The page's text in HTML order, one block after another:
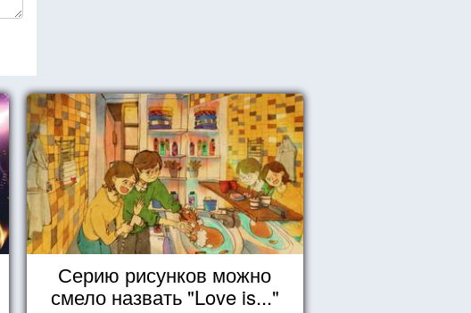
Серию рисунков можно
смело назвать "Love is..."